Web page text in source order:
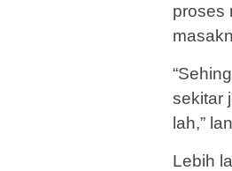
proses
sekitar
lah,”
Lebih